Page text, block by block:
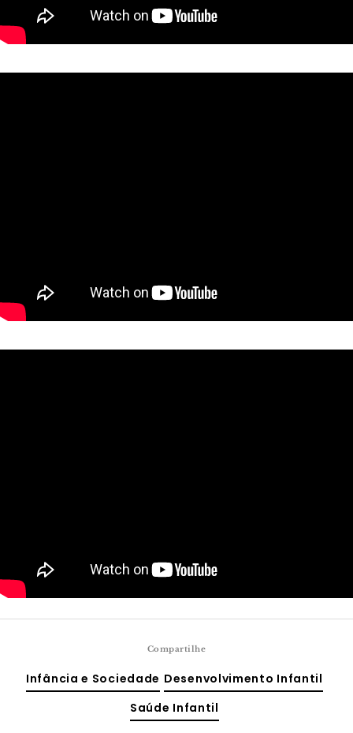
Compartilhe
Infância e Sociedade Desenvolvimento Infantil
Saúde Infantil